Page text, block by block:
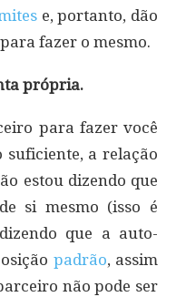
e, portanto, dão
fazer o mesmo.
própria.
para fazer você
a relação
estou dizendo que
si mesmo (isso é
que a auto-
padrão, assim
não pode ser